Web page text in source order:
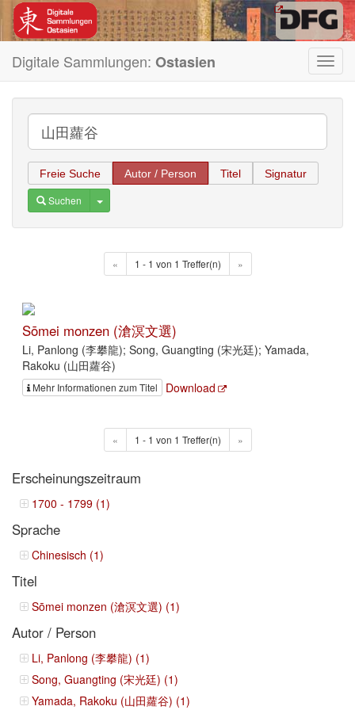
Digitale Sammlungen: Ostasien
Freie Suche Autor / Person Titel Signatur
Suchen Toggle Dropdown
« 1 - 1 von 1 Treffer(n) »
Sōmei monzen (滄溟文選)
Li, Panlong (李攀龍); Song, Guangting (宋光廷); Yamada,
Rakoku (山田蘿谷)
Mehr Informationen zum Titel Download
« 1 - 1 von 1 Treffer(n) »
Erscheinungszeitraum
1700 - 1799 (1)
Sprache
Chinesisch (1)
Titel
Sōmei monzen (滄溟文選) (1)
Autor / Person
Li, Panlong (李攀龍) (1)
Song, Guangting (宋光廷) (1)
Yamada, Rakoku (山田蘿谷) (1)